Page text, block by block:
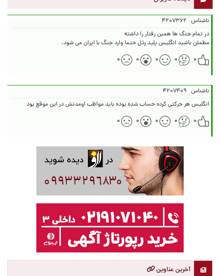
ناشناس ۴۲۰۷۳۶۲
مطمئن باشید انگلیس پلید رذل حتما وارد جنگ با ایران می شود.
۰
۰ ۰ ۰ ۰
ناشناس ۴۲۰۷۴۰۹
انگلیس هر حرکتی کرده حساب شده بوده باید مواظب اومدنش در این موقع بود
۰
۰ ۰ ۰ ۰
آخرین عناوین